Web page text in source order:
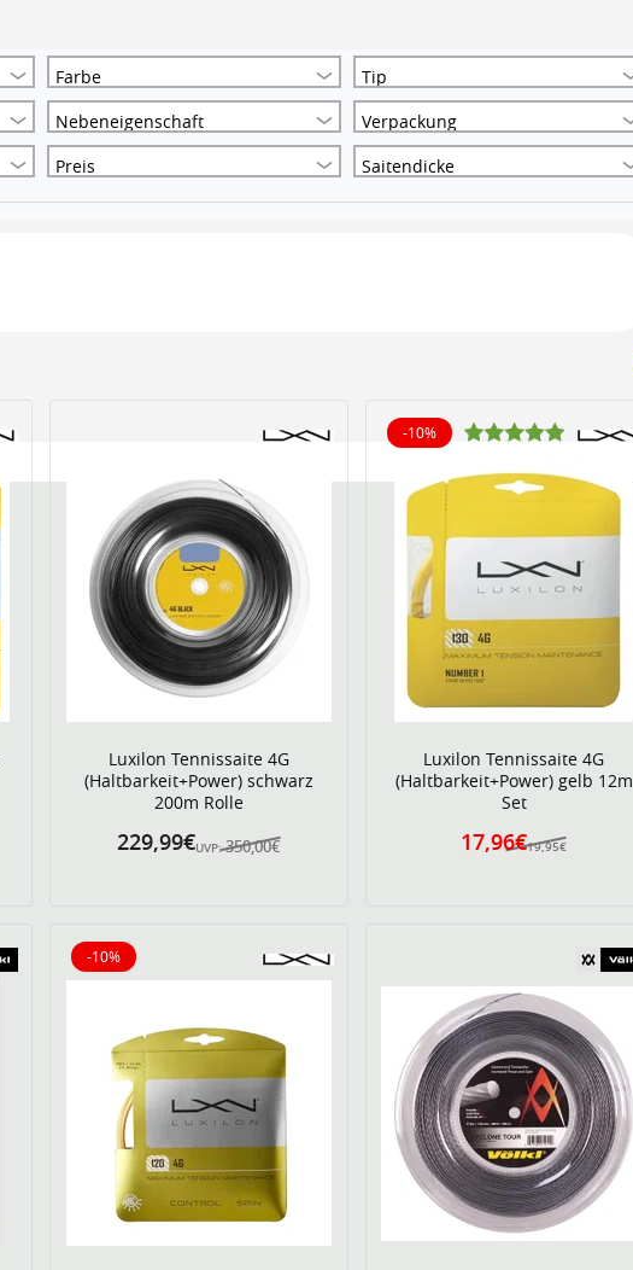
Farbe
Tip
Nebeneigenschaft
Verpackung
Preis Saitendicke
Luxilon Tennissaite 4G
(Haltbarkeit+Power) schwarz
200m Rolle
UVP: 350,00€
229,99€
Luxilon Tennissaite 4G
(Haltbarkeit+Power) gelb 12m
Set
19,95€
17,96€
-10%
10% reduziert
-10%
10% reduziert